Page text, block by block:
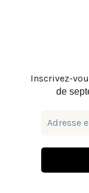
Inscrivez-
de